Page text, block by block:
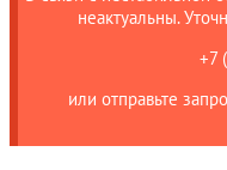
неактуальны.
+7
или отправьте